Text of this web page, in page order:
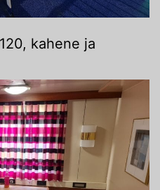
kahene ja